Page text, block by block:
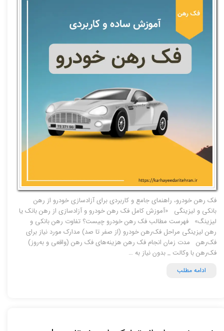
فک رهن خودرو، راهنمای جامع و کاربردی برای آزادسازی خودرو از رهن
بانکی و لیزینگی «آموزش کامل فک رهن خودرو و آزادسازی از رهن بانک یا
لیزینگ» فهرست مطالب فک رهن خودرو چیست؟ تفاوت رهن بانکی و
رهن لیزینگی مراحل فک‌رهن خودرو (از صفر تا صد) مدارک مورد نیاز برای
فک‌رهن مدت زمان انجام فک رهن هزینه‌های فک رهن (واقعی و به‌روز)
فک‌رهن با وکالت _ بدون نیاز به …
ادامه مطلب